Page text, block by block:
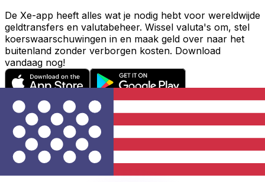
De Xe-app heeft alles wat je nodig hebt voor wereldwijde
geldtransfers en valutabeheer. Wissel valuta's om, stel
koerswaarschuwingen in en maak geld over naar het
buitenland zonder verborgen kosten. Download
vandaag nog!